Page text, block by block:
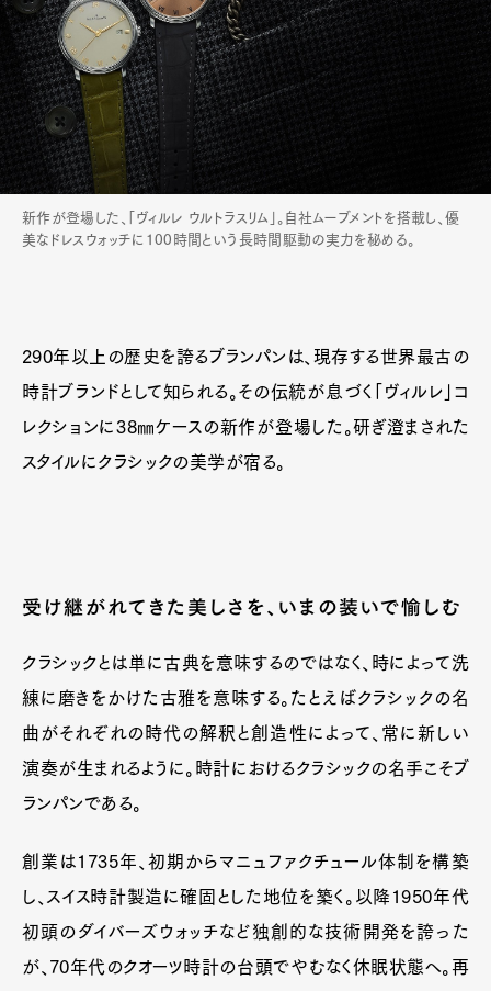
新作が登場した、「ヴィルレ ウルトラスリム」。自社ムーブメントを搭載し、優
美なドレスウォッチに100時間という長時間駆動の実力を秘める。
290年以上の歴史を誇るブランパンは、現存する世界最古の
時計ブランドとして知られる。その伝統が息づく「ヴィルレ」コ
レクションに38㎜ケースの新作が登場した。研ぎ澄まされた
スタイルにクラシックの美学が宿る。
受け継がれてきた美しさを、いまの装いで愉しむ
クラシックとは単に古典を意味するのではなく、時によって洗
練に磨きをかけた古雅を意味する。たとえばクラシックの名
曲がそれぞれの時代の解釈と創造性によって、常に新しい
演奏が生まれるように。時計におけるクラシックの名手こそブ
ランパンである。
創業は1735年、初期からマニュファクチュール体制を構築
し、スイス時計製造に確固とした地位を築く。以降1950年代
初頭のダイバーズウォッチなど独創的な技術開発を誇った
が、70年代のクオーツ時計の台頭でやむなく休眠状態へ。再